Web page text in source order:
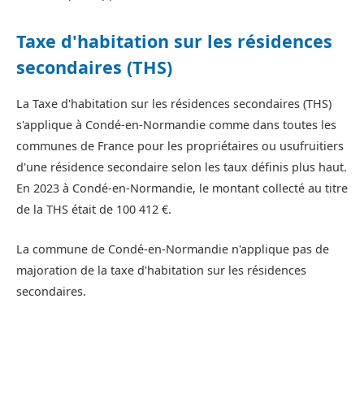
Taxe d'habitation sur les résidences
secondaires (THS)
La Taxe d'habitation sur les résidences secondaires (THS)
s'applique à Condé-en-Normandie comme dans toutes les
communes de France pour les propriétaires ou usufruitiers
d'une résidence secondaire selon les taux définis plus haut.
En 2023 à Condé-en-Normandie, le montant collecté au titre
de la THS était de 100 412 €.
La commune de Condé-en-Normandie n'applique pas de
majoration de la taxe d'habitation sur les résidences
secondaires.